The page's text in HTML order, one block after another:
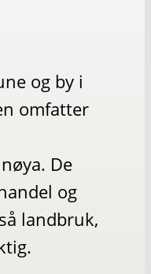
og by i
omfatter
De
og
landbruk,